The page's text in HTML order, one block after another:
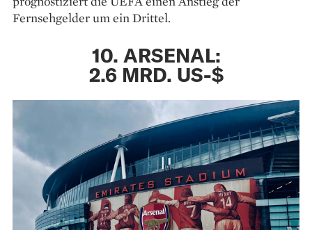
Fernsehgelder um ein Drittel.
10. ARSENAL:
2.6 MRD. US-$